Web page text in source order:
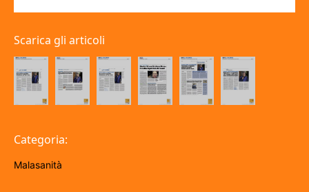
Scarica gli articoli
Categoria:
Malasanità